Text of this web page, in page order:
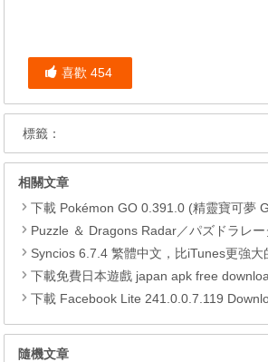
喜歡 454
標籤：
相關文章
下載 Pokémon GO 0.391.0 (精靈寶可夢 GO)，
Puzzle ＆ Dragons Radar／パズドラレ
Syncios 6.7.4 繁體中文，比iTunes更強大的檔
下載免費日本遊戲 japan apk free
下載 Facebook Lite 241.0.0.7.119 Download
隨機文章